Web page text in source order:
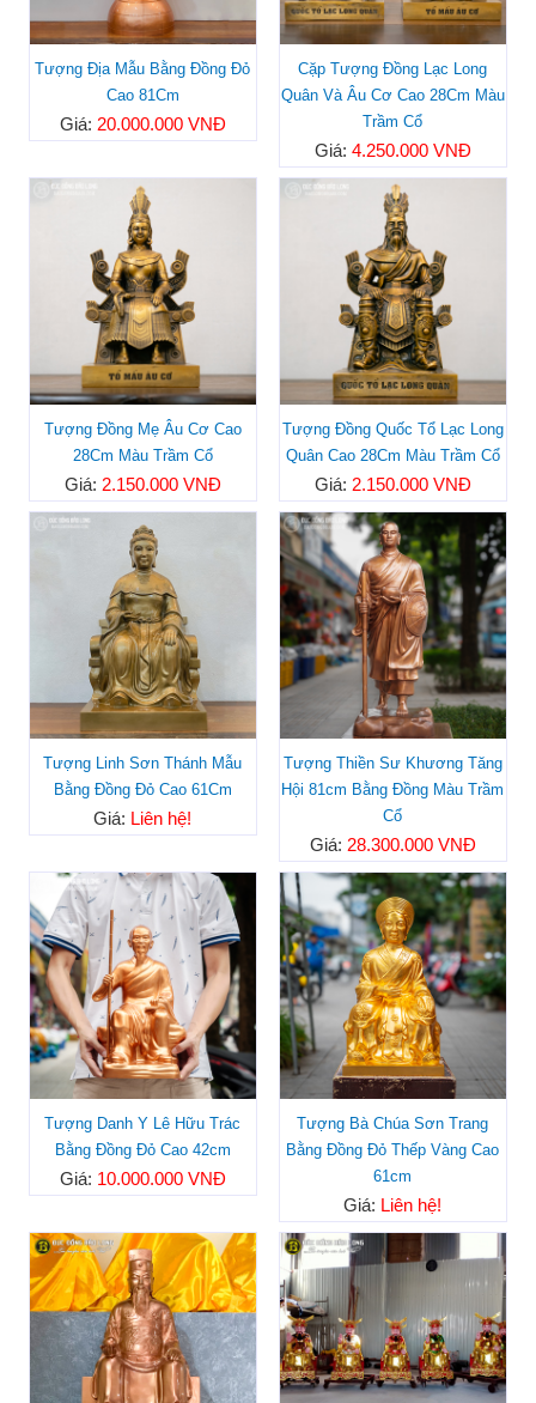
Tượng Địa Mẫu Bằng Đồng Đỏ
Cao 81Cm
Giá: 20.000.000 VNĐ
Cặp Tượng Đồng Lạc Long
Quân Và Âu Cơ Cao 28Cm Màu
Trầm Cổ
Giá: 4.250.000 VNĐ
Tượng Đồng Mẹ Âu Cơ Cao
28Cm Màu Trầm Cổ
Giá: 2.150.000 VNĐ
Tượng Đồng Quốc Tổ Lạc Long
Quân Cao 28Cm Màu Trầm Cổ
Giá: 2.150.000 VNĐ
Tượng Linh Sơn Thánh Mẫu
Bằng Đồng Đỏ Cao 61Cm
Giá: Liên hệ!
Tượng Thiền Sư Khương Tăng
Hội 81cm Bằng Đồng Màu Trầm
Cổ
Giá: 28.300.000 VNĐ
Tượng Danh Y Lê Hữu Trác
Bằng Đồng Đỏ Cao 42cm
Giá: 10.000.000 VNĐ
Tượng Bà Chúa Sơn Trang
Bằng Đồng Đỏ Thếp Vàng Cao
61cm
Giá: Liên hệ!